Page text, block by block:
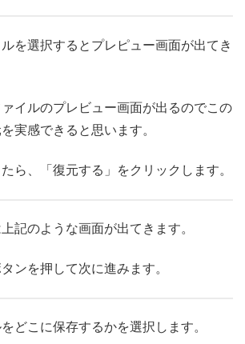
を選択するとプレピュー画面が出てき
イルのプレビュー画面が出るのでこの
実感できると思います。
ら、「復元する」をクリックします。
記のような画面が出てきます。
ンを押して次に進みます。
どこに保存するかを選択します。